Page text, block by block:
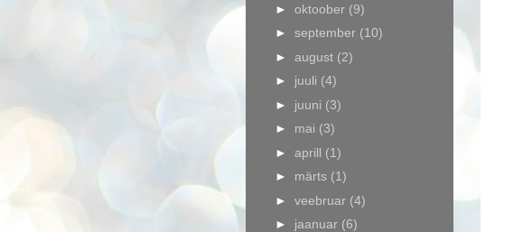
► oktoober (9)
► september (10)
► august (2)
► juuli (4)
► juuni (3)
► mai (3)
► aprill (1)
► märts (1)
► veebruar (4)
► jaanuar (6)